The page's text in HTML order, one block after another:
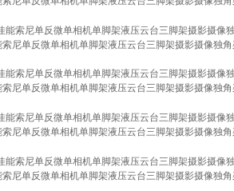
尼单反微单相机单脚架液压云台三脚架摄影摄像独
尼单反微单相机单脚架液压云台三脚架摄影摄像独
尼单反微单相机单脚架液压云台三脚架摄影摄像独
尼单反微单相机单脚架液压云台三脚架摄影摄像独